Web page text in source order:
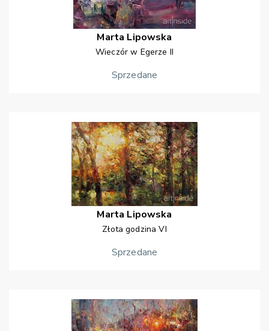
Marta Lipowska
Wieczór w Egerze II
Sprzedane
Marta Lipowska
Złota godzina VI
Sprzedane